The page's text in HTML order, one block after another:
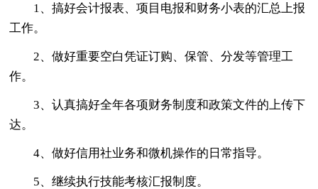
1、搞好会计报表、项目电报和财务小表的汇总上报
工作。
2、做好重要空白凭证订购、保管、分发等管理工
作。
3、认真搞好全年各项财务制度和政策文件的上传下
达。
4、做好信用社业务和微机操作的日常指导。
5、继续执行技能考核汇报制度。